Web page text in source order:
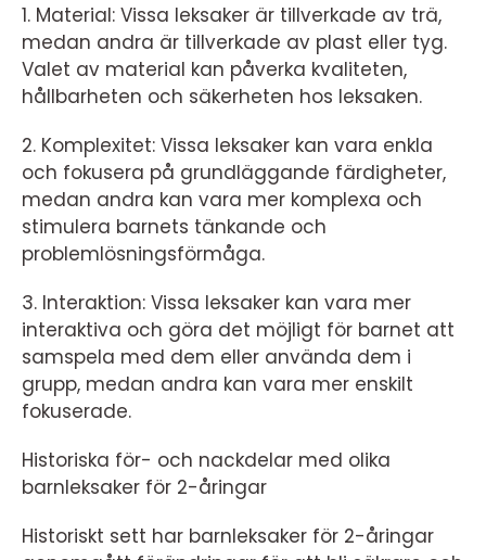
1. Material: Vissa leksaker är tillverkade av trä,
medan andra är tillverkade av plast eller tyg.
Valet av material kan påverka kvaliteten,
hållbarheten och säkerheten hos leksaken.
2. Komplexitet: Vissa leksaker kan vara enkla
och fokusera på grundläggande färdigheter,
medan andra kan vara mer komplexa och
stimulera barnets tänkande och
problemlösningsförmåga.
3. Interaktion: Vissa leksaker kan vara mer
interaktiva och göra det möjligt för barnet att
samspela med dem eller använda dem i
grupp, medan andra kan vara mer enskilt
fokuserade.
Historiska för- och nackdelar med olika
barnleksaker för 2-åringar
Historiskt sett har barnleksaker för 2-åringar